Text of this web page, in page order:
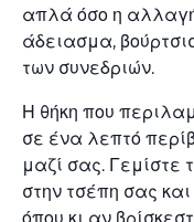
απλά όσο η
άδειασμα,
των συνεδριών.
Η θήκη που
σε ένα λεπτό
μαζί σας. Γεμίστε
στην τσέπη σας